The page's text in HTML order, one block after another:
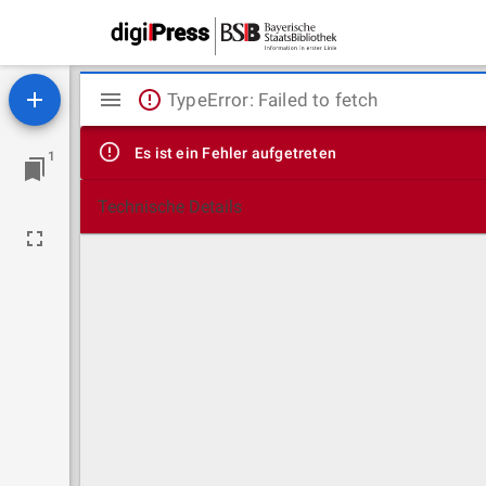
1
Mirador
Viewer
TypeError: Failed to fetch
Es ist ein Fehler aufgetreten
Technische Details